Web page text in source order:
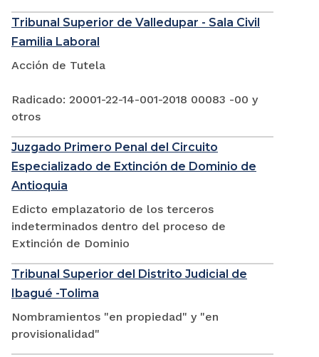
Tribunal Superior de Valledupar - Sala Civil
Familia Laboral
Acción de Tutela
Radicado: 20001-22-14-001-2018 00083 -00 y
otros
Juzgado Primero Penal del Circuito
Especializado de Extinción de Dominio de
Antioquia
Edicto emplazatorio de los terceros
indeterminados dentro del proceso de
Extinción de Dominio
Tribunal Superior del Distrito Judicial de
Ibagué -Tolima
Nombramientos "en propiedad" y "en
provisionalidad"